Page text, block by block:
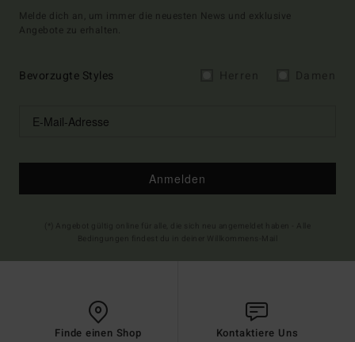
Melde dich an, um immer die neuesten News und exklusive
Angebote zu erhalten.
Bevorzugte Styles
Anmelden
Finde einen Shop Kontaktiere Uns